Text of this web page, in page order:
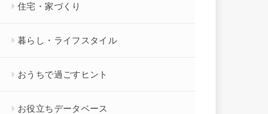
住宅・家づくり
暮らし・ライフスタイル
おうちで過ごすヒント
お役立ちデータベース